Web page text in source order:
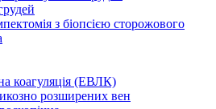
з біопсією сторожового
коагуляція (ЕВЛК)
розширених вен